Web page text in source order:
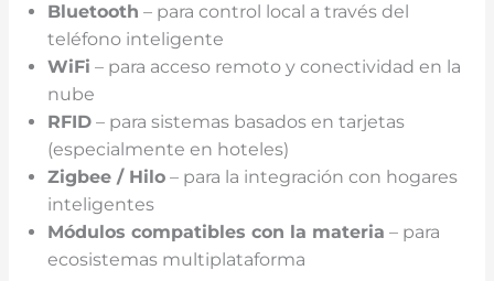
Bluetooth – para control local a través del
teléfono inteligente
WiFi – para acceso remoto y conectividad en la
nube
RFID – para sistemas basados en tarjetas
(especialmente en hoteles)
Zigbee / Hilo – para la integración con hogares
inteligentes
Módulos compatibles con la materia – para
ecosistemas multiplataforma